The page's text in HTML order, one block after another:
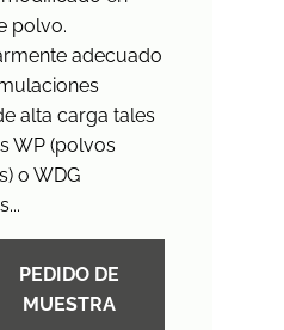
polvo.
adecuado
alta carga tales
WP (polvos
o WDG
PEDIDO DE
MUESTRA